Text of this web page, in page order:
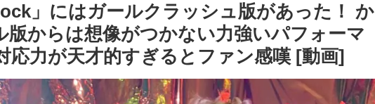
」にはガールクラッシュ版があった！ か
からは想像がつかない力強いパフォーマ
応力が天才的すぎるとファン感嘆 [動画]